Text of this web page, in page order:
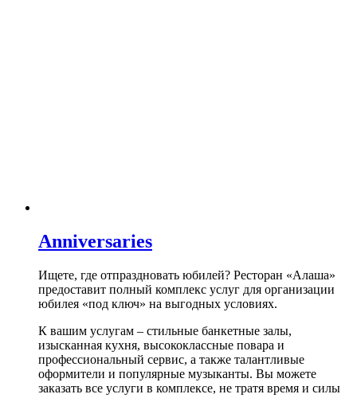
Anniversaries
Ищете, где отпраздновать юбилей? Ресторан «Алаша»
предоставит полный комплекс услуг для организации
юбилея «под ключ» на выгодных условиях.
К вашим услугам – стильные банкетные залы,
изысканная кухня, высококлассные повара и
профессиональный сервис, а также талантливые
оформители и популярные музыканты. Вы можете
заказать все услуги в комплексе, не тратя время и силы